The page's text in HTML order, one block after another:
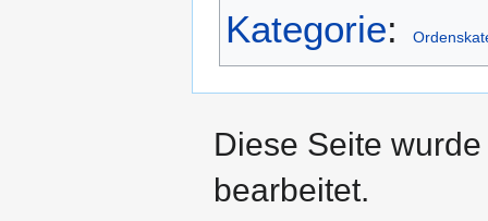
Kategorie:
Diese Seite
bearbeitet.